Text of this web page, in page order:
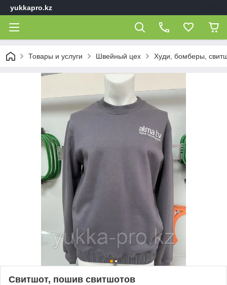
yukkapro.kz
Товары и услуги Швейный цех Худи, бомберы,
Свитшот, пошив свитшотов